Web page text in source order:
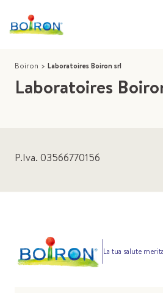
Boiron > Laboratoires Boiron srl
Laboratoires
P.Iva. 03566770156
La tua salute